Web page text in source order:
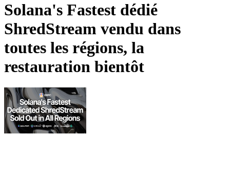
Solana's Fastest dédié
ShredStream vendu dans
toutes les régions, la
restauration bientôt